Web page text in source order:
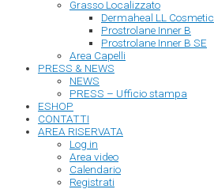
Grasso Localizzato
Dermaheal LL Cosmetic
Prostrolane Inner B
Prostrolane Inner B SE
Area Capelli
PRESS & NEWS
NEWS
PRESS – Ufficio stampa
ESHOP
CONTATTI
AREA RISERVATA
Log in
Area video
Calendario
Registrati